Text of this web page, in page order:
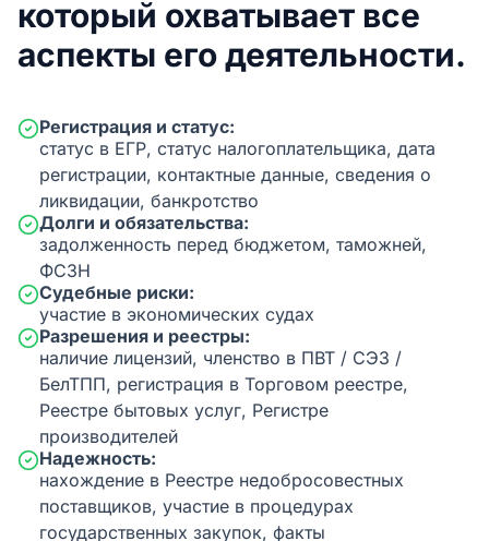
который охватывает все
аспекты его деятельности.
Регистрация и статус:
статус в ЕГР, статус налогоплательщика, дата
регистрации, контактные данные, сведения о
ликвидации, банкротство
Долги и обязательства:
задолженность перед бюджетом, таможней,
ФСЗН
Судебные риски:
участие в экономических судах
Разрешения и реестры:
наличие лицензий, членство в ПВТ / СЭЗ /
БелТПП, регистрация в Торговом реестре,
Реестре бытовых услуг, Регистре
производителей
Надежность:
нахождение в Реестре недобросовестных
поставщиков, участие в процедурах
государственных закупок, факты